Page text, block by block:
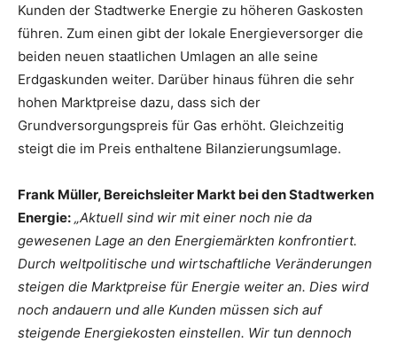
Kunden der Stadtwerke Energie zu höheren Gaskosten
führen. Zum einen gibt der lokale Energieversorger die
beiden neuen staatlichen Umlagen an alle seine
Erdgaskunden weiter. Darüber hinaus führen die sehr
hohen Marktpreise dazu, dass sich der
Grundversorgungspreis für Gas erhöht. Gleichzeitig
steigt die im Preis enthaltene Bilanzierungsumlage.
Frank Müller, Bereichsleiter Markt bei den Stadtwerken
Energie: „Aktuell sind wir mit einer noch nie da
gewesenen Lage an den Energiemärkten konfrontiert.
Durch weltpolitische und wirtschaftliche Veränderungen
steigen die Marktpreise für Energie weiter an. Dies wird
noch andauern und alle Kunden müssen sich auf
steigende Energiekosten einstellen. Wir tun dennoch